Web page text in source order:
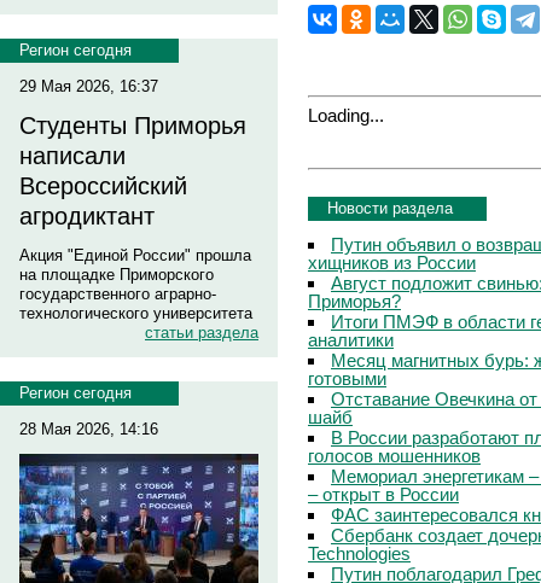
Регион сегодня
29 Мая 2026, 16:37
Студенты Приморья
написали
Всероссийский
агродиктант
Акция "Единой России" прошла
на площадке Приморского
государственного аграрно-
технологического университета
статьи раздела
Регион сегодня
28 Мая 2026, 14:16
Loading...
Новости раздела
Путин объявил о
хищников из России
Август подложит
Приморья?
Итоги ПМЭФ в области
аналитики
Месяц магнитных бурь:
готовыми
Отставание Овечкина
шайб
В России разработают
голосов мошенников
Мемориал энергетикам
– открыт в России
ФАС заинтересовался
Сбербанк создает
Technologies
Путин поблагодарил